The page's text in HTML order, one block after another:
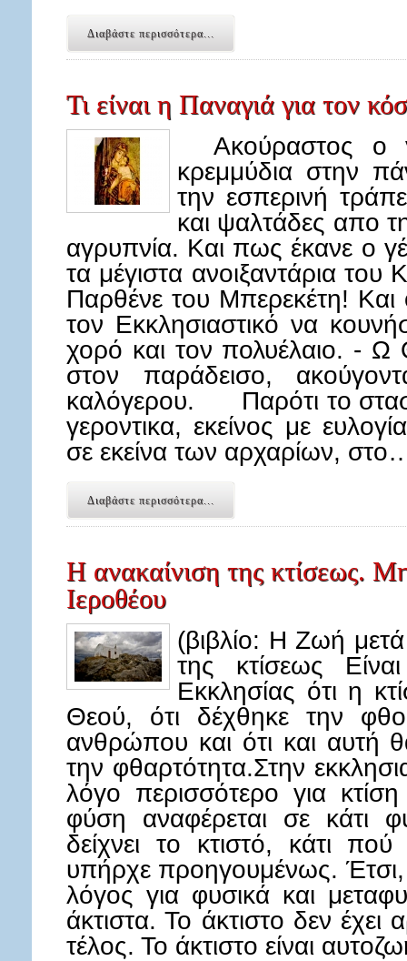
Διαβάστε περισσότερα...
Τι είναι η Παναγιά για τον
Ακούραστος ο
κρεμμύδια στην
την εσπερινή
και ψαλτάδες απο
αγρυπνία. Και πως έκανε ο
τα μέγιστα ανοιξαντάρια του
Παρθένε του Μπερεκέτη! Και
τον Εκκλησιαστικό να
χορό και τον πολυέλαιο. - Ω
στον παράδεισο,
καλόγερου. Παρότι το
γεροντικα, εκείνος με
σε εκείνα των αρχαρίων,
Διαβάστε περισσότερα...
Η ανακαίνιση της κτίσεως.
Ιεροθέου
(βιβλίο: Η Ζωή
της κτίσεως
Εκκλησίας ότι η
Θεού, ότι δέχθηκε την
ανθρώπου και ότι και αυτή
την φθαρτότητα.Στην
λόγο περισσότερο για
φύση αναφέρεται σε κάτι
δείχνει το κτιστό, κάτι
υπήρχε προηγουμένως. Έτσι,
λόγος για φυσικά και
άκτιστα. Το άκτιστο δεν έχει
τέλος. Το άκτιστο είναι